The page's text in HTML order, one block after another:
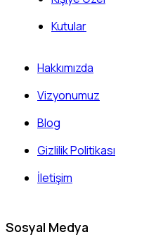
Kutular
Hakkımızda
Vizyonumuz
Blog
Gizlilik Politikası
İletişim
Sosyal Medya